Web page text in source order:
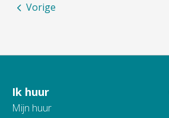
Vorige
Contactinformatie
Ik huur
Mijn huur